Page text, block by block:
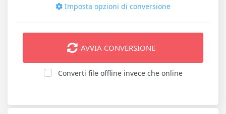
Imposta opzioni di conversione
AVVIA CONVERSIONE
Converti file offline invece che online